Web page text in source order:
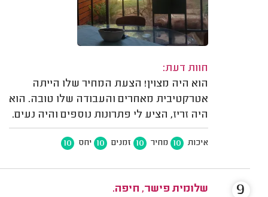
חוות דעת:
הוא היה מצוין! הצעת המחיר שלו הייתה
אטרקטיבית מאחרים והעבודה שלו טובה. הוא
היה זריז, הציע לי פתרונות נוספים והיה נעים.
איכות 10 מחיר 10 זמנים 10 יחס 10
שלומית פישר, חיפה.
9